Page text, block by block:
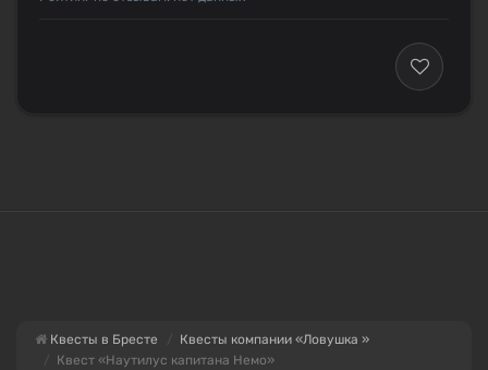
Квесты в Бресте
Квесты компании «Ловушка »
Квест «Наутилус капитана Немо»